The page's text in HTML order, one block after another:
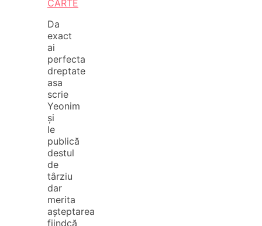
CARTE
Da
exact
ai
perfecta
dreptate
asa
scrie
Yeonim
și
le
publică
destul
de
târziu
dar
merita
așteptarea
fiindcă